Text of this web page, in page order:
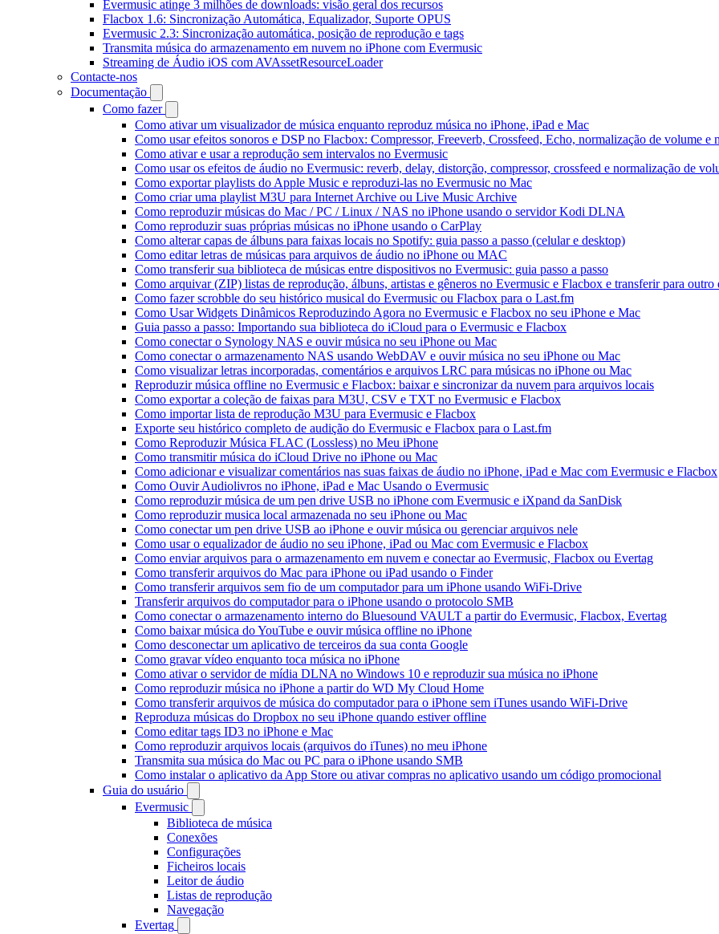
Evermusic atinge 3 milhões de downloads: visão geral dos recursos
Flacbox 1.6: Sincronização Automática, Equalizador, Suporte OPUS
Evermusic 2.3: Sincronização automática, posição de reprodução e tags
Transmita música do armazenamento em nuvem no iPhone com Evermusic
Streaming de Áudio iOS com AVAssetResourceLoader
Contacte-nos
Documentação
Como fazer
Como ativar um visualizador de música enquanto reproduz música no iPhone, iPad e Mac
Como usar efeitos sonoros e DSP no Flacbox: Compressor, Freeverb, Crossfeed, Echo, normalização de volume e
Como ativar e usar a reprodução sem intervalos no Evermusic
Como usar os efeitos de áudio no Evermusic: reverb, delay, distorção, compressor, crossfeed e normalização de
Como exportar playlists do Apple Music e reproduzi-las no Evermusic no Mac
Como criar uma playlist M3U para Internet Archive ou Live Music Archive
Como reproduzir músicas do Mac / PC / Linux / NAS no iPhone usando o servidor Kodi DLNA
Como reproduzir suas próprias músicas no iPhone usando o CarPlay
Como alterar capas de álbuns para faixas locais no Spotify: guia passo a passo (celular e desktop)
Como editar letras de músicas para arquivos de áudio no iPhone ou MAC
Como transferir sua biblioteca de músicas entre dispositivos no Evermusic: guia passo a passo
Como arquivar (ZIP) listas de reprodução, álbuns, artistas e gêneros no Evermusic e Flacbox e transferir para
Como fazer scrobble do seu histórico musical do Evermusic ou Flacbox para o Last.fm
Como Usar Widgets Dinâmicos Reproduzindo Agora no Evermusic e Flacbox no seu iPhone e Mac
Guia passo a passo: Importando sua biblioteca do iCloud para o Evermusic e Flacbox
Como conectar o Synology NAS e ouvir música no seu iPhone ou Mac
Como conectar o armazenamento NAS usando WebDAV e ouvir música no seu iPhone ou Mac
Como visualizar letras incorporadas, comentários e arquivos LRC para músicas no iPhone ou Mac
Reproduzir música offline no Evermusic e Flacbox: baixar e sincronizar da nuvem para arquivos locais
Como exportar a coleção de faixas para M3U, CSV e TXT no Evermusic e Flacbox
Como importar lista de reprodução M3U para Evermusic e Flacbox
Exporte seu histórico completo de audição do Evermusic e Flacbox para o Last.fm
Como Reproduzir Música FLAC (Lossless) no Meu iPhone
Como transmitir música do iCloud Drive no iPhone ou Mac
Como adicionar e visualizar comentários nas suas faixas de áudio no iPhone, iPad e Mac com Evermusic e Flacbox
Como Ouvir Audiolivros no iPhone, iPad e Mac Usando o Evermusic
Como reproduzir música de um pen drive USB no iPhone com Evermusic e iXpand da SanDisk
Como reproduzir musica local armazenada no seu iPhone ou Mac
Como conectar um pen drive USB ao iPhone e ouvir música ou gerenciar arquivos nele
Como usar o equalizador de áudio no seu iPhone, iPad ou Mac com Evermusic e Flacbox
Como enviar arquivos para o armazenamento em nuvem e conectar ao Evermusic, Flacbox ou Evertag
Como transferir arquivos do Mac para iPhone ou iPad usando o Finder
Como transferir arquivos sem fio de um computador para um iPhone usando WiFi-Drive
Transferir arquivos do computador para o iPhone usando o protocolo SMB
Como conectar o armazenamento interno do Bluesound VAULT a partir do Evermusic, Flacbox, Evertag
Como baixar música do YouTube e ouvir música offline no iPhone
Como desconectar um aplicativo de terceiros da sua conta Google
Como gravar vídeo enquanto toca música no iPhone
Como ativar o servidor de mídia DLNA no Windows 10 e reproduzir sua música no iPhone
Como reproduzir música no iPhone a partir do WD My Cloud Home
Como transferir arquivos de música do computador para o iPhone sem iTunes usando WiFi-Drive
Reproduza músicas do Dropbox no seu iPhone quando estiver offline
Como editar tags ID3 no iPhone e Mac
Como reproduzir arquivos locais (arquivos do iTunes) no meu iPhone
Transmita sua música do Mac ou PC para o iPhone usando SMB
Como instalar o aplicativo da App Store ou ativar compras no aplicativo usando um código promocional
Guia do usuário
Evermusic
Biblioteca de música
Conexões
Configurações
Ficheiros locais
Leitor de áudio
Listas de reprodução
Navegação
Evertag